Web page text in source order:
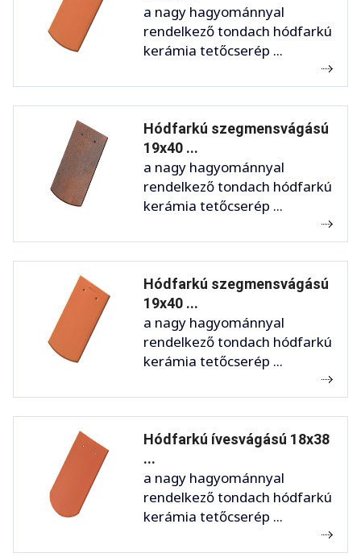
a nagy hagyománnyal
rendelkező tondach hódfarkú
kerámia tetőcserép ...
Hódfarkú szegmensvágású
19x40 ...
a nagy hagyománnyal
rendelkező tondach hódfarkú
kerámia tetőcserép ...
Hódfarkú szegmensvágású
19x40 ...
a nagy hagyománnyal
rendelkező tondach hódfarkú
kerámia tetőcserép ...
Hódfarkú ívesvágású 18x38
...
a nagy hagyománnyal
rendelkező tondach hódfarkú
kerámia tetőcserép ...